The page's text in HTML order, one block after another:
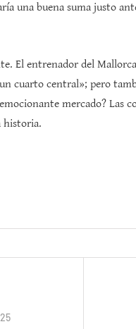
una buena suma justo
El entrenador del
cuarto central»; pero
mercado? Las
historia.